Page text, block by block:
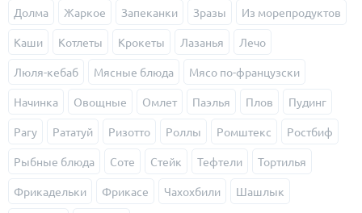
Долма Жаркое Запеканки Зразы Из морепродуктов
Каши Котлеты Крокеты Лазанья Лечо
Люля-кебаб Мясные блюда Мясо по-французски
Начинка Овощные Омлет Паэлья Плов Пудинг
Рагу Рататуй Ризотто Роллы Ромштекс Ростбиф
Рыбные блюда Соте Стейк Тефтели Тортилья
Фрикадельки Фрикасе Чахохбили Шашлык